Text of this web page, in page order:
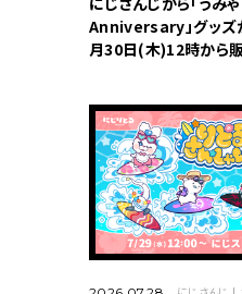
Anniversary」グッズ
月30日(木)12時から